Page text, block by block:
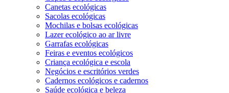
Canetas ecológicas
Sacolas ecológicas
Mochilas e bolsas ecológicas
Lazer ecológico ao ar livre
Garrafas ecológicas
Feiras e eventos ecológicos
Criança ecológica e escola
Negócios e escritórios verdes
Cadernos ecológicos e cadernos
Saúde ecológica e beleza